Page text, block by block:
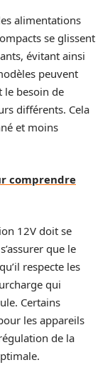
alimentations
se glissent
évitant ainsi
peuvent
le besoin de
différents. Cela
et moins
comprendre
12V doit se
que le
respecte les
qui
Certains
les appareils
de la